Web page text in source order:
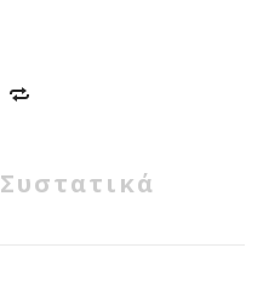
Συστατικά